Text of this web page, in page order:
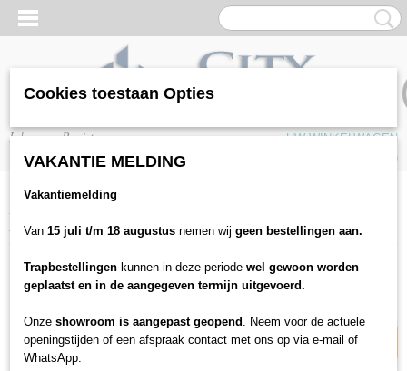
Inloggen Registreren
UW WINKELWAGEN
(0)
Home
Ruby DM-301-PL
Cookies toestaan Opties
VAKANTIE MELDING
Vakantiemelding
Van 15 juli t/m 18 augustus nemen wij geen bestellingen aan.
Trapbestellingen kunnen in deze periode wel gewoon worden
geplaatst en in de aangegeven termijn uitgevoerd.
Onze showroom is aangepast geopend . Neem voor de actuele
openingstijden of een afspraak contact met ons op via e-mail of
WhatsApp.